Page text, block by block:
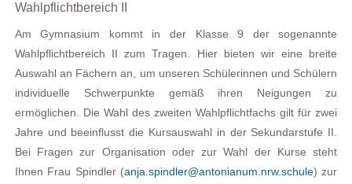
Wahlpflichtbereich II
Am Gymnasium kommt in der Klasse 9 der sogenannte
Wahlpflichtbereich II zum Tragen. Hier bieten wir eine breite
Auswahl an Fächern an, um unseren Schülerinnen und Schülern
individuelle Schwerpunkte gemäß ihren Neigungen zu
ermöglichen. Die Wahl des zweiten Wahlpflichtfachs gilt für zwei
Jahre und beeinflusst die Kursauswahl in der Sekundarstufe II.
Bei Fragen zur Organisation oder zur Wahl der Kurse steht
Ihnen Frau Spindler (anja.spindler@antonianum.nrw.schule) zur